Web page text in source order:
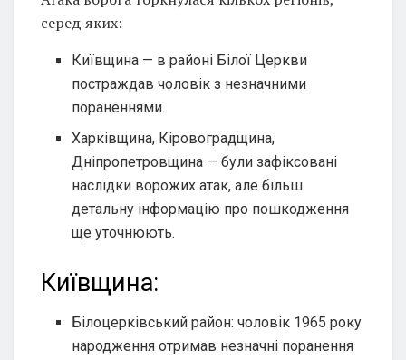
серед яких:
Київщина — в районі Білої Церкви
постраждав чоловік з незначними
пораненнями.
Харківщина, Кіровоградщина,
Дніпропетровщина — були зафіксовані
наслідки ворожих атак, але більш
детальну інформацію про пошкодження
ще уточнюють.
Київщина:
Білоцерківський район: чоловік 1965 року
народження отримав незначні поранення